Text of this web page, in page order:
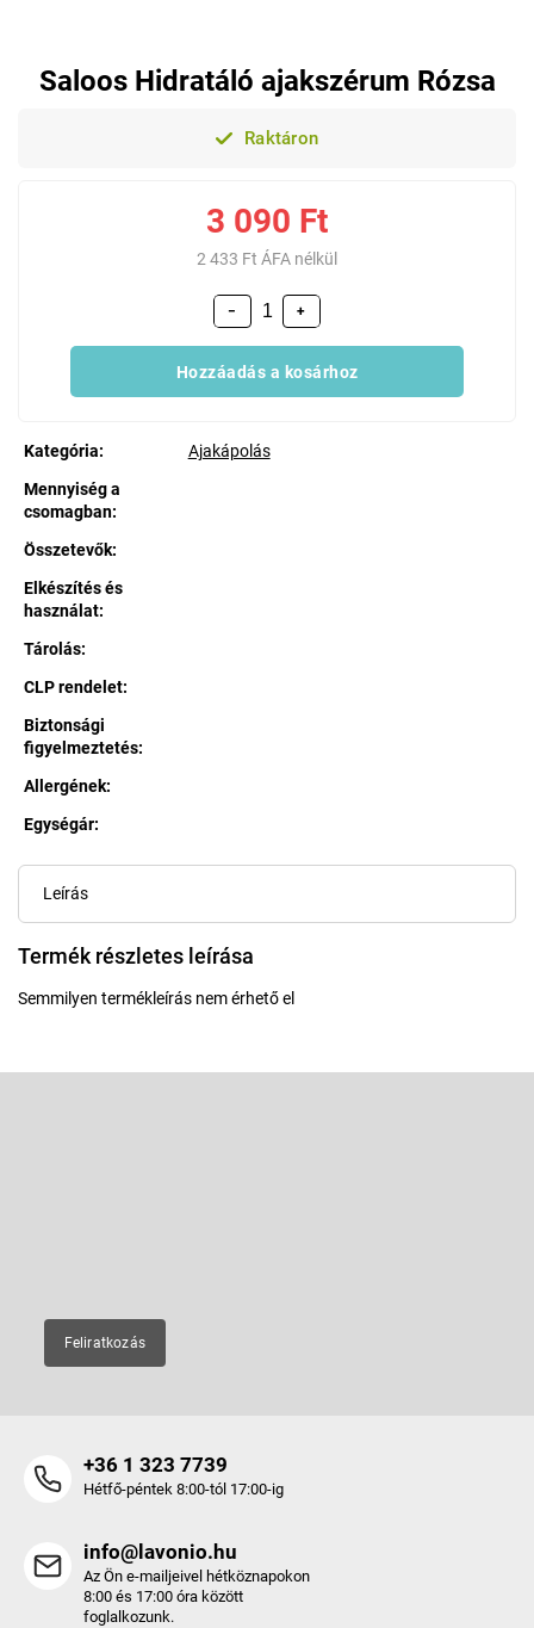
Saloos Hidratáló ajakszérum Rózsa
Raktáron
3 090 Ft
2 433 Ft ÁFA nélkül
+
−
Hozzáadás a kosárhoz
Kategória:
Ajakápolás
Mennyiség a
csomagban:
Összetevők:
Elkészítés és
használat:
Tárolás:
CLP rendelet:
Biztonsági
figyelmeztetés:
Allergének:
Egységár:
Leírás
Termék részletes leírása
Semmilyen termékleírás nem érhető el
Feliratkozás
+36 1 323 7739
Hétfő-péntek 8:00-tól 17:00-ig
info@lavonio.hu
Az Ön e-mailjeivel hétköznapokon
8:00 és 17:00 óra között
foglalkozunk.